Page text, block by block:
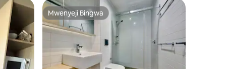
Mwenyeji Bingwa
Mwenyeji Bingwa